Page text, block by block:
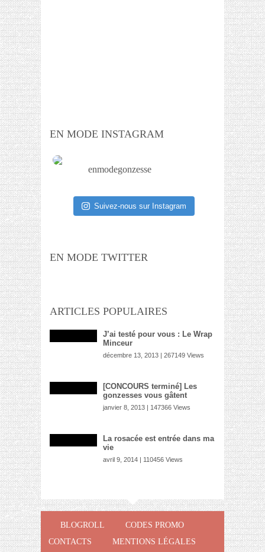
EN MODE INSTAGRAM
enmodegonzesse
Suivez-nous sur Instagram
EN MODE TWITTER
ARTICLES POPULAIRES
J’ai testé pour vous : Le Wrap
Minceur
décembre 13, 2013 | 267149 Views
[CONCOURS terminé] Les
gonzesses vous gâtent
janvier 8, 2013 | 147366 Views
La rosacée est entrée dans ma
vie
avril 9, 2014 | 110456 Views
BLOGROLL
CODES PROMO
CONTACTS
MENTIONS LÉGALES